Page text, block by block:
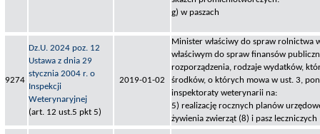
g) w paszach
9274
Dz.U. 2024 poz. 12
Ustawa z dnia 29
stycznia 2004 r. o
Inspekcji
Weterynaryjnej
(art. 12 ust.5 pkt 5)
2019-01-02
Minister właściwy do spraw rolnictwa
właściwym do spraw finansów
rozporządzenia, rodzaje wydatków,
środków, o których mowa w ust. 3,
inspektoraty weterynarii na:
5) realizację rocznych planów
żywienia zwierząt (8) i pasz leczniczych